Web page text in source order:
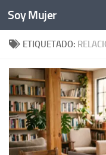
Bajo el contenido
Soy Mujer
ETIQUETADO: